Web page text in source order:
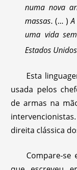
numa nova
massas. (... )
uma vida
Estados
Esta
usada pelos
de armas na
direita clássica
Compare-se